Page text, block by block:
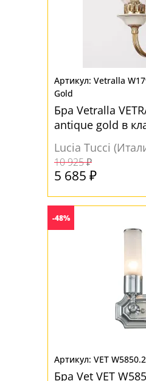
Vetralla
Gold
Бра Vetralla
antique gold в
Lucia Tucci
10 925 ₽
5 685 ₽
-48%
VET
Бра Vet VET